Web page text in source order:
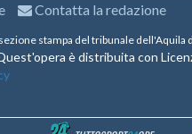
Contatta la redazione
stampa del tribunale
è distribuita con